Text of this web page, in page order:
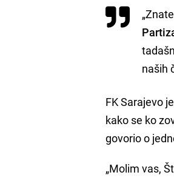
naših
FK Sarajevo
kako se ko
govorio o
„Molim vas,